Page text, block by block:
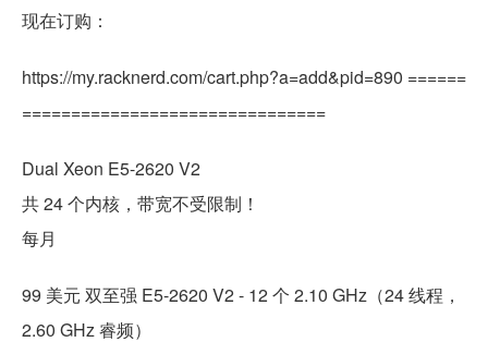
现在订购：
https://my.racknerd.com/cart.php?a=add&pid=890 ======
===============================
Dual Xeon E5-2620 V2
共 24 个内核，带宽不受限制！
每月
99 美元 双至强 E5-2620 V2 - 12 个 2.10 GHz（24 线程，
2.60 GHz 睿频）